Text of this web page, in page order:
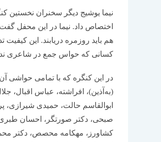
نیما یوشیج دیگر سخنران نخستین
اختصاص داد. نیما در این محفل
هم باید روزمره دریابند. این
کسانی که حواس جمع در شاعری
(به‌آذین)، افراشته، عباس اقبال،
ابوالقاسم حالت، حمیدی شیرازی،
صبحی، دکتر صورتگر، احسان
کشاورز، مهکامه محصص، دکتر